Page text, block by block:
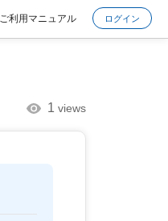
ご利用マニュアル ログイン
1 views